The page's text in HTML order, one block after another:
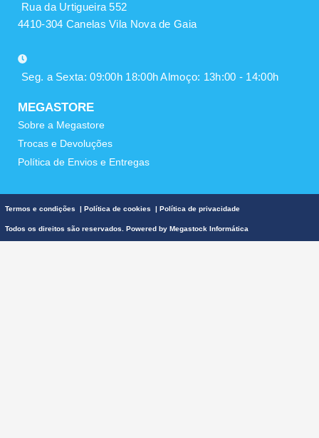
Rua da Urtigueira 552
4410-304 Canelas Vila Nova de Gaia
Seg. a Sexta: 09:00h 18:00h Almoço: 13h:00 - 14:00h
MEGASTORE
Sobre a Megastore
Trocas e Devoluções
Política de Envios e Entregas
Termos e condições Política de cookies Política de privacidade
Todos os direitos são reservados. Powered by Megastock Informática